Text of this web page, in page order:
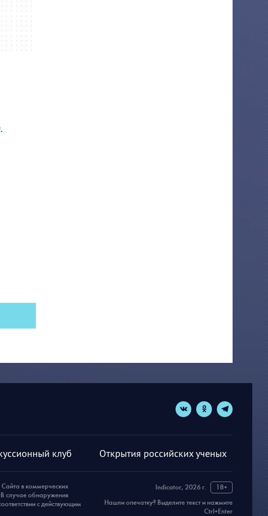
.
клуб Открытия российских ученых
Indicator, 2026 г.
18+
Нашли опечатку? Выделите текст и нажмите
Ctrl+Enter
в коммерческих
случае обнаружения
с действующим